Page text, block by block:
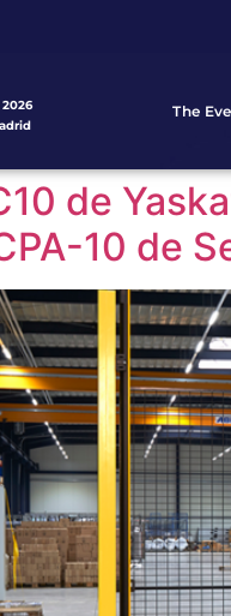
2026
The
de
10 de